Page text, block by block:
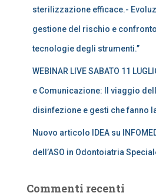
sterilizzazione efficace.-
gestione del rischio e
tecnologie degli strumenti.”
WEBINAR LIVE SABATO 11
e Comunicazione: Il viaggio
disinfezione e gesti che fanno
Nuovo articolo IDEA su
dell’ASO in Odontoiatria
Commenti recenti